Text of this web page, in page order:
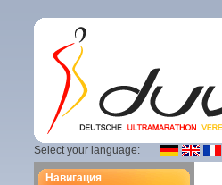
Select your language:
Навигация